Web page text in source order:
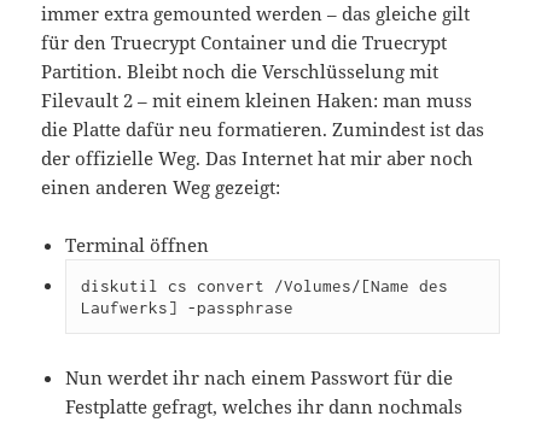
immer extra gemounted werden – das gleiche gilt
für den Truecrypt Container und die Truecrypt
Partition. Bleibt noch die Verschlüsselung mit
Filevault 2 – mit einem kleinen Haken: man muss
die Platte dafür neu formatieren. Zumindest ist das
der offizielle Weg. Das Internet hat mir aber noch
einen anderen Weg gezeigt:
Terminal öffnen
diskutil cs convert /Volumes/[Name des
Laufwerks] -passphrase
Nun werdet ihr nach einem Passwort für die
Festplatte gefragt, welches ihr dann nochmals